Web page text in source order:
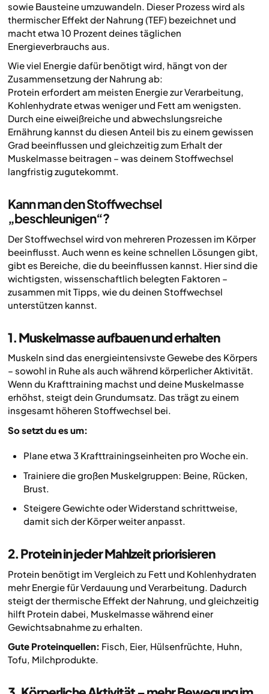
sowie Bausteine umzuwandeln. Dieser Prozess wird als
thermischer Effekt der Nahrung (TEF) bezeichnet und
macht etwa 10 Prozent deines täglichen
Energieverbrauchs aus.
Wie viel Energie dafür benötigt wird, hängt von der
Zusammensetzung der Nahrung ab:
Protein erfordert am meisten Energie zur Verarbeitung,
Kohlenhydrate etwas weniger und Fett am wenigsten.
Durch eine eiweißreiche und abwechslungsreiche
Ernährung kannst du diesen Anteil bis zu einem gewissen
Grad beeinflussen und gleichzeitig zum Erhalt der
Muskelmasse beitragen – was deinem Stoffwechsel
langfristig zugutekommt.
Kann man den Stoffwechsel
„beschleunigen“?
Der Stoffwechsel wird von mehreren Prozessen im Körper
beeinflusst. Auch wenn es keine schnellen Lösungen gibt,
gibt es Bereiche, die du beeinflussen kannst. Hier sind die
wichtigsten, wissenschaftlich belegten Faktoren –
zusammen mit Tipps, wie du deinen Stoffwechsel
unterstützen kannst.
1. Muskelmasse aufbauen und erhalten
Muskeln sind das energieintensivste Gewebe des Körpers
– sowohl in Ruhe als auch während körperlicher Aktivität.
Wenn du Krafttraining machst und deine Muskelmasse
erhöhst, steigt dein Grundumsatz. Das trägt zu einem
insgesamt höheren Stoffwechsel bei.
So setzt du es um:
Plane etwa 3 Krafttrainingseinheiten pro Woche ein.
Trainiere die großen Muskelgruppen: Beine, Rücken,
Brust.
Steigere Gewichte oder Widerstand schrittweise,
damit sich der Körper weiter anpasst.
2. Protein in jeder Mahlzeit priorisieren
Protein benötigt im Vergleich zu Fett und Kohlenhydraten
mehr Energie für Verdauung und Verarbeitung. Dadurch
steigt der thermische Effekt der Nahrung, und gleichzeitig
hilft Protein dabei, Muskelmasse während einer
Gewichtsabnahme zu erhalten.
Gute Proteinquellen: Fisch, Eier, Hülsenfrüchte, Huhn,
Tofu, Milchprodukte.